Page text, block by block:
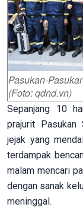
Pasukan-
(Foto: qdnd.vn)
Sepanjang 10
prajurit Pasukan
jejak yang
terdampak
malam mencari
dengan sanak
meninggal.